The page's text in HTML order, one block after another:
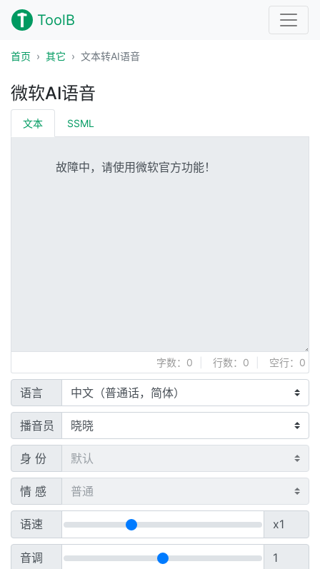
ToolB
首页 其它 文本转AI语音
微软AI语音
文本 SSML
字数： 0 行数： 0 空行： 0
语言
播音员
身 份
情 感
语速 x1
音调 1